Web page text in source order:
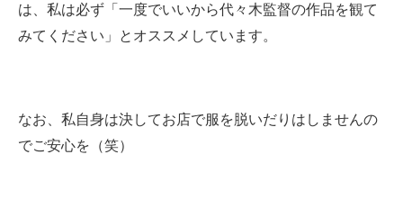
は、私は必ず「一度でいいから代々木監督の作品を観て
みてください」とオススメしています。
なお、私自身は決してお店で服を脱いだりはしませんの
でご安心を（笑）